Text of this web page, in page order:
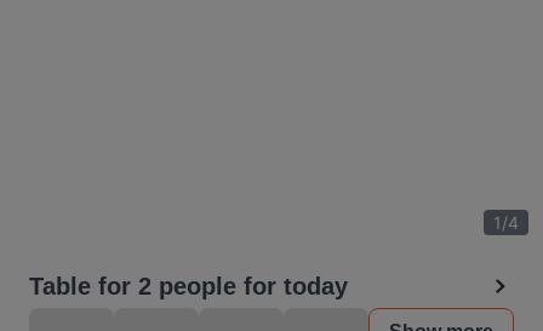
1/4
Table for 2 people for today